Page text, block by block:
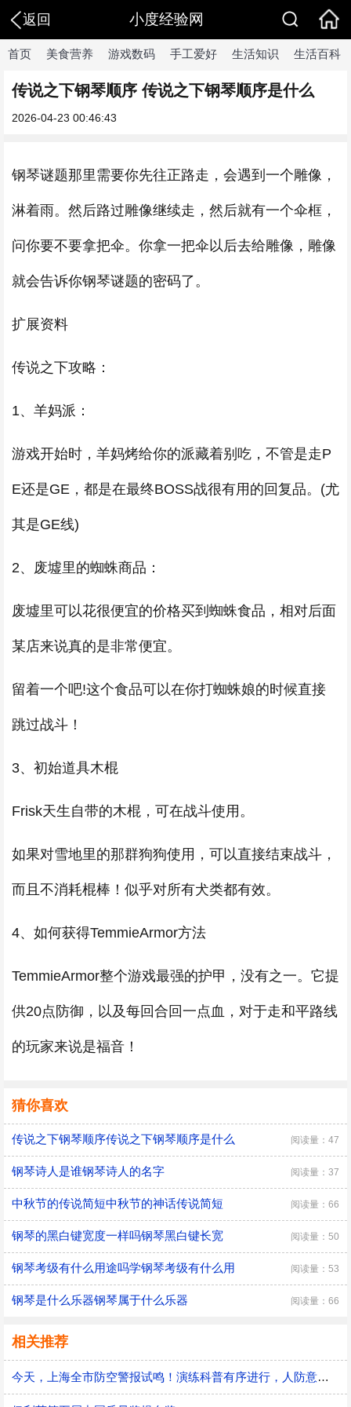
返回 小度经验网
首页 美食营养 游戏数码 手工爱好 生活知识 生活百科
传说之下钢琴顺序 传说之下钢琴顺序是什么
2026-04-23 00:46:43
钢琴谜题那里需要你先往正路走，会遇到一个雕像，
淋着雨。然后路过雕像继续走，然后就有一个伞框，
问你要不要拿把伞。你拿一把伞以后去给雕像，雕像
就会告诉你钢琴谜题的密码了。
扩展资料
传说之下攻略：
1、羊妈派：
游戏开始时，羊妈烤给你的派藏着别吃，不管是走P
E还是GE，都是在最终BOSS战很有用的回复品。(尤
其是GE线)
2、废墟里的蜘蛛商品：
废墟里可以花很便宜的价格买到蜘蛛食品，相对后面
某店来说真的是非常便宜。
留着一个吧!这个食品可以在你打蜘蛛娘的时候直接
跳过战斗！
3、初始道具木棍
Frisk天生自带的木棍，可在战斗使用。
如果对雪地里的那群狗狗使用，可以直接结束战斗，
而且不消耗棍棒！似乎对所有犬类都有效。
4、如何获得TemmieArmor方法
TemmieArmor整个游戏最强的护甲，没有之一。它提
供20点防御，以及每回合回一点血，对于走和平路线
的玩家来说是福音！
猜你喜欢
传说之下钢琴顺序传说之下钢琴顺序是什么 阅读量：47
钢琴诗人是谁钢琴诗人的名字 阅读量：37
中秋节的传说简短中秋节的神话传说简短 阅读量：66
钢琴的黑白键宽度一样吗钢琴黑白键长宽 阅读量：50
钢琴考级有什么用途吗学钢琴考级有什么用 阅读量：53
钢琴是什么乐器钢琴属于什么乐器 阅读量：66
相关推荐
今天，上海全市防空警报试鸣！演练科普有序进行，人防意识“声入人心”